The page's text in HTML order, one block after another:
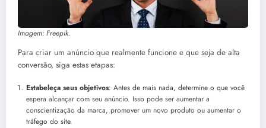
Imagem: Freepik.
Para criar um anúncio que realmente funcione e que seja de alta
conversão, siga estas etapas:
Estabeleça seus objetivos: Antes de mais nada, determine o que você
espera alcançar com seu anúncio. Isso pode ser aumentar a
conscientização da marca, promover um novo produto ou aumentar o
tráfego do site.